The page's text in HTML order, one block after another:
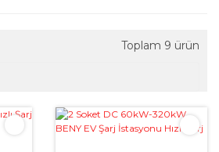
Toplam 9 ürün